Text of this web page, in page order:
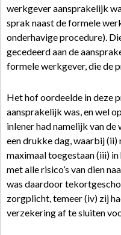
werkgever aansprakelijk
sprak naast de formele
onderhavige procedure).
gecedeerd aan de
formele werkgever, die de
Het hof oordeelde in deze
aansprakelijk was, en wel
inlener had namelijk van
een drukke dag, waarbij
maximaal toegestaan (iii)
met alle risico’s van dien
was daardoor
zorgplicht, temeer (iv) zij
verzekering af te sluiten